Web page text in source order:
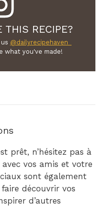
THIS RECIPE?
@dailyrecipehaven_
what you've made!
prêt, n’hésitez pas à
vos amis et votre
sont également
découvrir vos
d’autres